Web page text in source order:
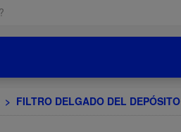
> FILTRO DELGADO DEL DEPÓSITO